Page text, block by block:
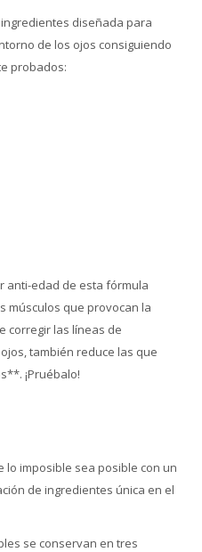
diseñada para
de los ojos consiguiendo
probados:
anti-edad de esta fórmula
músculos que provocan la
corregir las líneas de
también reduce las que
¡Pruébalo!
lo imposible sea posible con un
de ingredientes única en el
se conservan en tres